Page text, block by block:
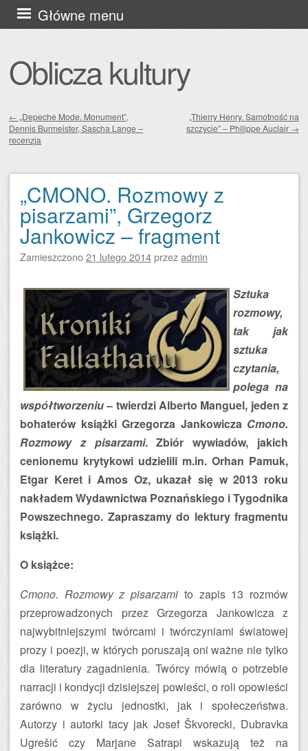
Oblicza kultury
Główne menu
Przejdź
do
Zobacz wpisy
← „Depeche Mode. Monument”,
Dennis Burmeister, Sascha Lange –
recenzja
„Thierry Henry. Samotność na
szczycie” – Philippe Auclair →
„CMONO. Rozmowy z
pisarzami”, Grzegorz
Jankowicz – fragment
Zamieszczono21 lutego 2014przezadmin
Sztuka
rozmowy,
tak jak
sztuka
czytania,
polega na
współtworzeniu– twierdzi Alberto Manguel, jeden z
bohaterów książki Grzegorza Jankowicza Cmono.
Rozmowy z pisarzami. Zbiór wywiadów, jakich
cenionemu krytykowi udzielili m.in. Orhan Pamuk,
Etgar Keret i Amos Oz, ukazał się w 2013 roku
nakładem Wydawnictwa Poznańskiego i Tygodnika
Powszechnego. Zapraszamy do lektury fragmentu
książki.
O książce:
Cmono. Rozmowy z pisarzami to zapis 13 rozmów
przeprowadzonych przez Grzegorza Jankowicza z
najwybitniejszymi twórcami i twórczyniami światowej
prozy i poezji, w których poruszają oni ważne nie tylko
dla literatury zagadnienia. Twórcy mówią o potrzebie
narracji i kondycji dzisiejszej powieści, o roli opowieści
zarówno w życiu jednostki, jak i społeczeństwa.
Autorzy i autorki tacy jak Josef Škvorecki, Dubravka
Ugrešić czy Marjane Satrapi wskazują też na